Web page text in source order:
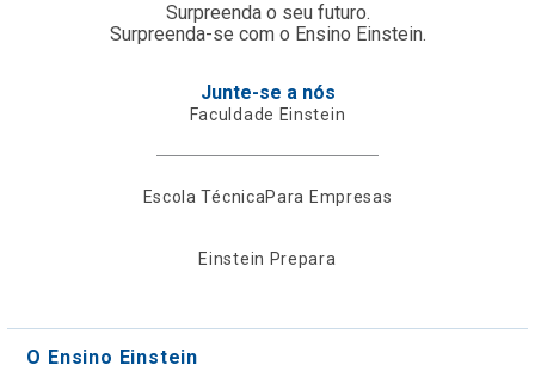
Surpreenda o seu futuro.
Surpreenda-se com o Ensino Einstein.
Junte-se a nós
Faculdade Einstein
Escola TécnicaPara Empresas
Einstein Prepara
O Ensino Einstein